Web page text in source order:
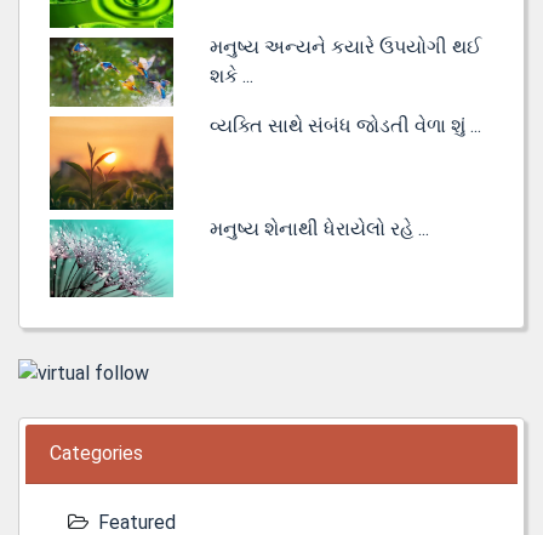
મનુષ્ય અન્યને કયારે ઉપયોગી થઈ
શકે ...
વ્યક્તિ સાથે સંબંધ જોડતી વેળા શું ...
મનુષ્ય શેનાથી ધેરાયેલો રહે ...
Categories
Featured